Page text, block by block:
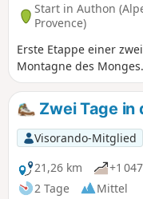
Start in Authon
Provence)
Erste Etappe einer
Montagne des Monges.
Zwei Tage in
Visorando-Mitglied
21,26 km
+1
2 Tage
Mittel